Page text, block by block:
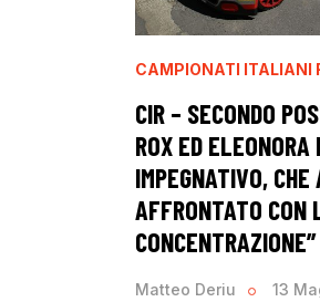
CAMPIONATI ITALIANI
CIR – SECONDO
ROX ED
IMPEGNATIVO, CHE
AFFRONTATO CON
CONCENTRAZIONE”
Matteo Deriu 13